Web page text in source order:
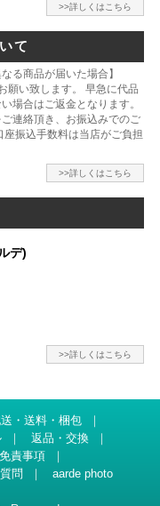
>>詳しくはこちら
て
る商品が届いた場合】
願い致します。 早急に代品
場合はご返金となります。
連絡頂き、お振込みでのご
振込手数料は当店がご負担
>>詳しくはこちら
デ)
>>詳しくはこちら
・送料・梱包
｜
｜ 返品・交換
｜
免責事項
｜
問 ｜ aarde photo